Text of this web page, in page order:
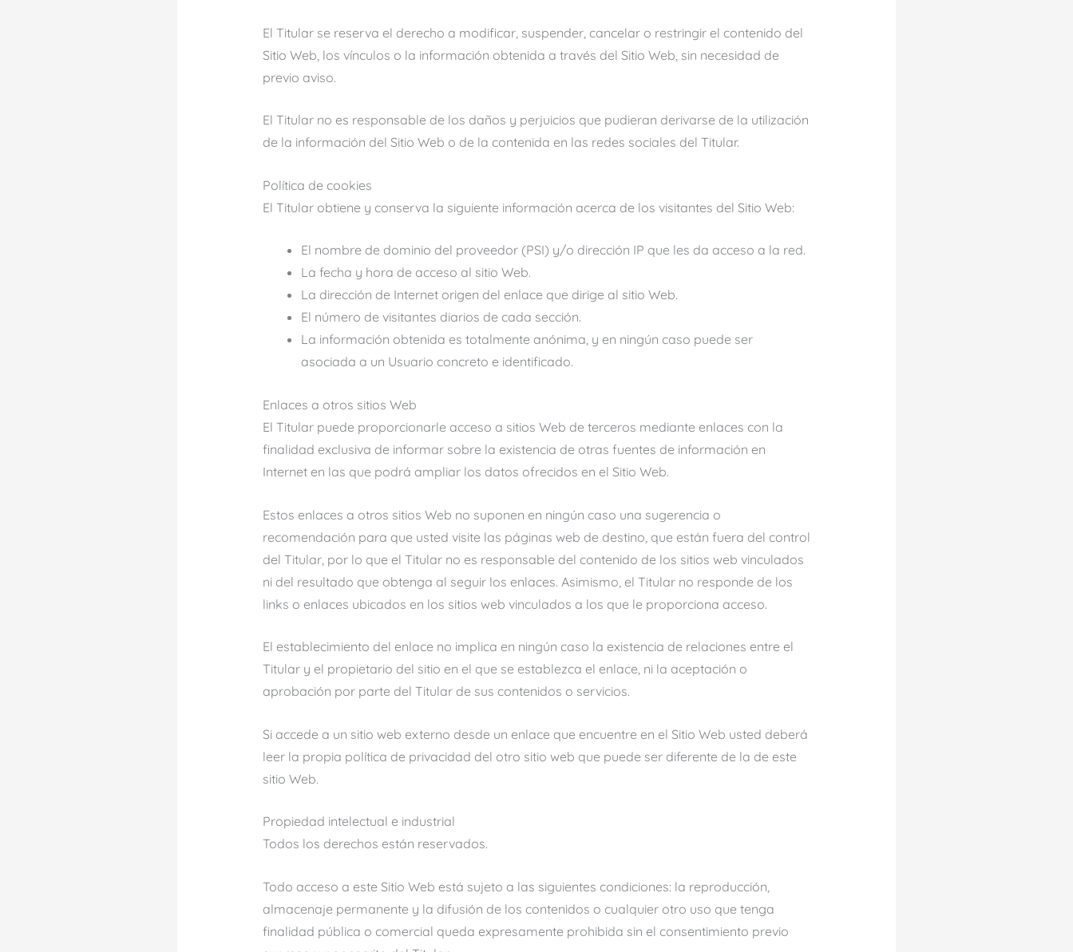
El Titular se reserva el derecho a modificar, suspender, cancelar o restringir el contenido del
Sitio Web, los vínculos o la información obtenida a través del Sitio Web, sin necesidad de
previo aviso.
El Titular no es responsable de los daños y perjuicios que pudieran derivarse de la utilización
de la información del Sitio Web o de la contenida en las redes sociales del Titular.
Política de cookies
El Titular obtiene y conserva la siguiente información acerca de los visitantes del Sitio Web:
El nombre de dominio del proveedor (PSI) y/o dirección IP que les da acceso a la red.
La fecha y hora de acceso al sitio Web.
La dirección de Internet origen del enlace que dirige al sitio Web.
El número de visitantes diarios de cada sección.
La información obtenida es totalmente anónima, y en ningún caso puede ser
asociada a un Usuario concreto e identificado.
Enlaces a otros sitios Web
El Titular puede proporcionarle acceso a sitios Web de terceros mediante enlaces con la
finalidad exclusiva de informar sobre la existencia de otras fuentes de información en
Internet en las que podrá ampliar los datos ofrecidos en el Sitio Web.
Estos enlaces a otros sitios Web no suponen en ningún caso una sugerencia o
recomendación para que usted visite las páginas web de destino, que están fuera del control
del Titular, por lo que el Titular no es responsable del contenido de los sitios web vinculados
ni del resultado que obtenga al seguir los enlaces. Asimismo, el Titular no responde de los
links o enlaces ubicados en los sitios web vinculados a los que le proporciona acceso.
El establecimiento del enlace no implica en ningún caso la existencia de relaciones entre el
Titular y el propietario del sitio en el que se establezca el enlace, ni la aceptación o
aprobación por parte del Titular de sus contenidos o servicios.
Si accede a un sitio web externo desde un enlace que encuentre en el Sitio Web usted deberá
leer la propia política de privacidad del otro sitio web que puede ser diferente de la de este
sitio Web.
Propiedad intelectual e industrial
Todos los derechos están reservados.
Todo acceso a este Sitio Web está sujeto a las siguientes condiciones: la reproducción,
almacenaje permanente y la difusión de los contenidos o cualquier otro uso que tenga
finalidad pública o comercial queda expresamente prohibida sin el consentimiento previo